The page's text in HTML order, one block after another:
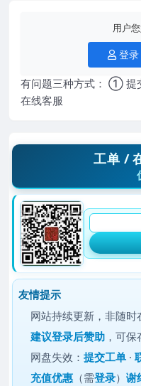
用户
登录
有问题三种方式： ①
在线客服
工单 /
友情提示
网站持续更新，非随时
建议登录后赞助 ，可
网盘失效：提交工单 ·
充值优惠 （需登录）谢